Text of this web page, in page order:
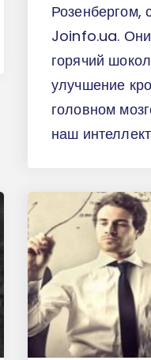
Розенбергом,
Joinfo.ua. Они
горячий
улучшение
головном
наш